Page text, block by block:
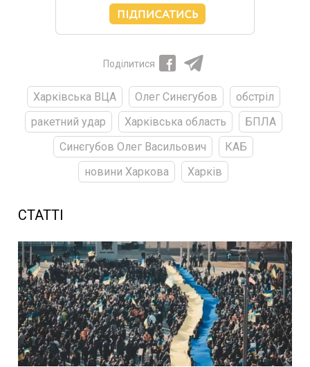
Поділитися
Харківська ВЦА Олег Синєгубов
обстріл
ракетний удар
Харківська область
БПЛА
Синєгубов Олег Васильович
КАБ
новини Харкова
Харків
СТАТТІ